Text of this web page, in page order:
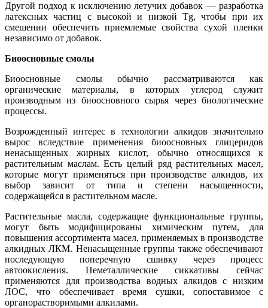
Другой подход к исключению летучих добавок — разработка
латексных частиц с высокой и низкой Tg, чтобы при их
смешении обеспечить приемлемые свойства сухой пленки
независимо от добавок.
Биоосновные смолы
Биоосновные смолы обычно рассматриваются как
органические материалы, в которых углерод служит
производным из биоосновного сырья через биологические
процессы.
Возрожденный интерес в технологии алкидов значительно
вырос вследствие применения биоосновных глицеридов
ненасыщенных жирных кислот, обычно относящихся к
растительным маслам. Есть целый ряд растительных масел,
которые могут применяться при производстве алкидов, их
выбор зависит от типа и степени насыщенности,
содержащейся в растительном масле.
Растительные масла, содержащие функциональные группы,
могут быть модифицированы химическим путем, для
повышения ассортимента масел, применяемых в производстве
алкидных ЛКМ. Ненасыщенные группы также обеспечивают
последующую поперечную сшивку через процесс
автоокисления. Неметаллические сиккативы сейчас
применяются для производства водных алкидов с низким
ЛОС, что обеспечивает время сушки, сопоставимое с
органорастворимыми алкилами.